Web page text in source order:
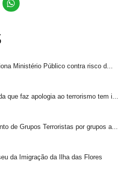
Ministério Público contra risco d...
que faz apologia ao terrorismo tem i...
de Grupos Terroristas por grupos a...
da Imigração da Ilha das Flores